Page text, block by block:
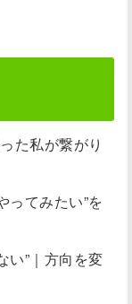
た私が繋がり
ってみたい”を
い”｜方向を変